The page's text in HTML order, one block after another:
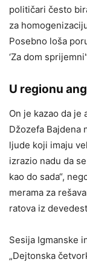
političari često
za
Posebno loša
‘Za dom
U regionu
On je kazao da
Džozefa Bajdena
ljude koji imaju
izrazio nadu da
kao do sada“,
merama za
ratova iz
Sesija Igmanske
„Dejtonska